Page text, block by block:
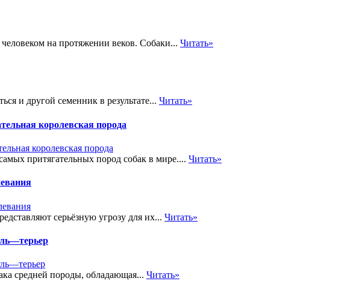
на протяжении веков. Собаки... Читать»
и другой семенник в результате... Читать»
королевская порода
притягательных пород собак в мире.... Читать»
серьёзную угрозу для их... Читать»
средней породы, обладающая... Читать»